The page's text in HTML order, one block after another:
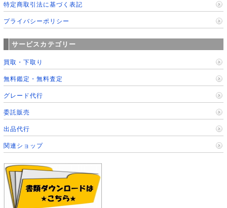
特定商取引法に基づく表記
プライバシーポリシー
サービスカテゴリー
買取・下取り
無料鑑定・無料査定
グレード代行
委託販売
出品代行
関連ショップ